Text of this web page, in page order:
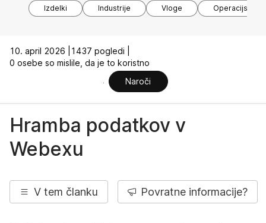
Izdelki Industrije Vloge Operacijski
10. april 2026 |
1437 pogledi |
0 osebe so mislile, da je to koristno
Naroči
Hramba podatkov v
Webexu
V tem članku Povratne informacije?